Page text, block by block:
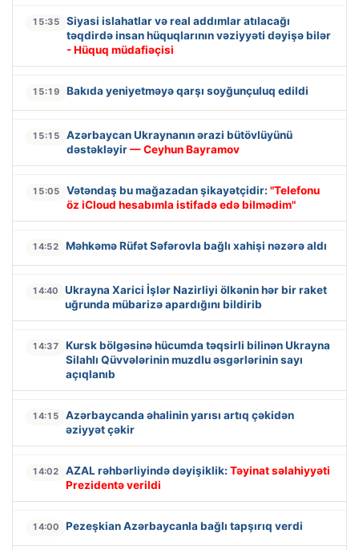
15:35
Siyasi islahatlar və real addımlar atılacağı
təqdirdə insan hüquqlarının vəziyyəti dəyişə bilər
- Hüquq müdafiəçisi
15:19 Bakıda yeniyetməyə qarşı soyğunçuluq edildi
15:15
Azərbaycan Ukraynanın ərazi bütövlüyünü
dəstəkləyir— Ceyhun Bayramov
15:05 Vətəndaş bu mağazadan şikayətçidir: "Telefonu
öz iCloud hesabımla istifadə edə bilmədim"
14:52 Məhkəmə Rüfət Səfərovla bağlı xahişi nəzərə aldı
14:40
Ukrayna Xarici İşlər Nazirliyi ölkənin hər bir raket
uğrunda mübarizə apardığını bildirib
14:37
Kursk bölgəsinə hücumda təqsirli bilinən Ukrayna
Silahlı Qüvvələrinin muzdlu əsgərlərinin sayı
açıqlanıb
14:15
Azərbaycanda əhalinin yarısı artıq çəkidən
əziyyət çəkir
14:02 AZAL rəhbərliyində dəyişiklik: Təyinat səlahiyyəti
Prezidentə verildi
14:00 Pezeşkian Azərbaycanla bağlı tapşırıq verdi